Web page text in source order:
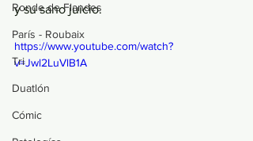
Ronde de Flandes
París - Roubaix
Tri
Duatlón
Cómic
y su sano juicio.
https://www.youtube.com/watch?
v=Jwl2LuVlB1A